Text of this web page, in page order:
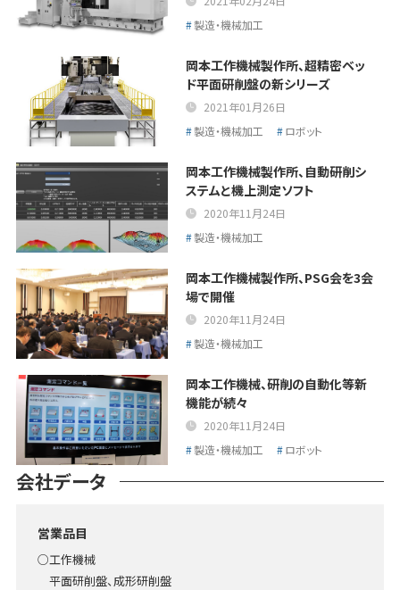
製造・機械加工
岡本工作機械製作所、超精密ベッ
ド平面研削盤の新シリーズ
2021年01月26日
製造・機械加工
ロボット
岡本工作機械製作所、自動研削シ
ステムと機上測定ソフト
2020年11月24日
製造・機械加工
岡本工作機械製作所、PSG会を3会
場で開催
2020年11月24日
製造・機械加工
岡本工作機械、研削の自動化等新
機能が続々
2020年11月24日
製造・機械加工
ロボット
会社データ
営業品目
○工作機械
平面研削盤、成形研削盤